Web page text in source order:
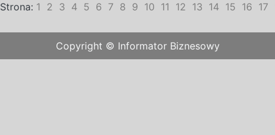
Strona: 1 2 3 4 5 6 7 8 9 10 11 12 13 14 15 16 17
Copyright © Informator Biznesowy